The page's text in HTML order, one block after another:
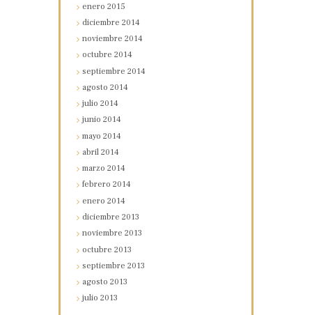
enero2015
diciembre2014
noviembre2014
octubre2014
septiembre2014
agosto2014
julio2014
junio2014
mayo2014
abril2014
marzo2014
febrero2014
enero2014
diciembre2013
noviembre2013
octubre2013
septiembre2013
agosto2013
julio2013